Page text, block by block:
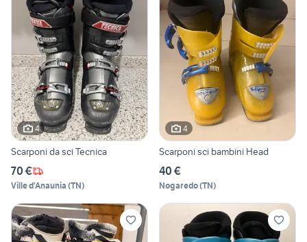
4
Scarponi da sci Tecnica
70 €
Ville d'Anaunia (TN)
4
Scarponi sci bambini Head
40 €
Nogaredo(TN)